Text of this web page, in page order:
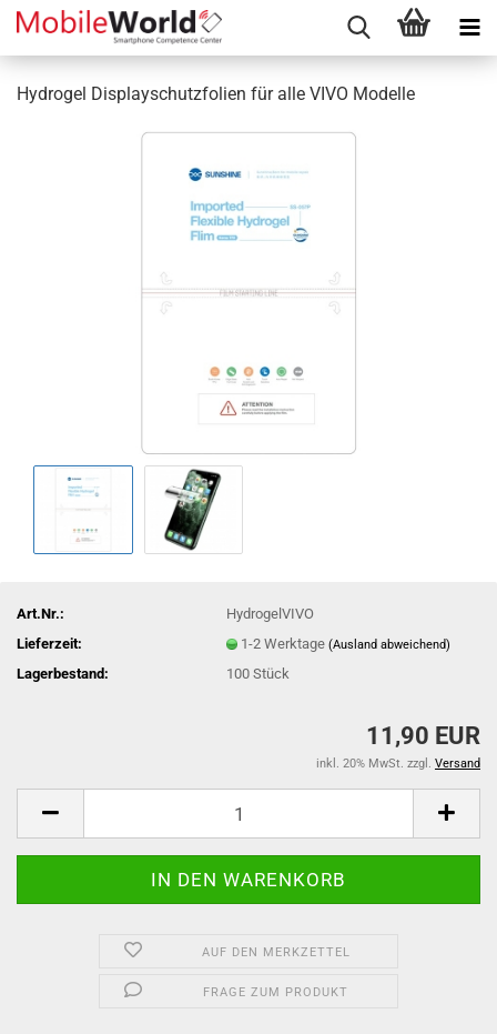
Hydrogel Displayschutzfolien für alle VIVO Modelle
Art.Nr.:
HydrogelVIVO
Lieferzeit:
1-2 Werktage(Ausland abweichend)
Lagerbestand: 100Stück
11,90 EUR
inkl. 20% MwSt. zzgl. Versand
AUF DEN MERKZETTEL
FRAGE ZUM PRODUKT